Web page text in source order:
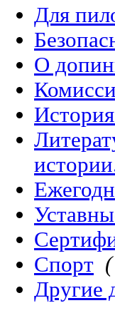
Для
О
Спорт
Другие